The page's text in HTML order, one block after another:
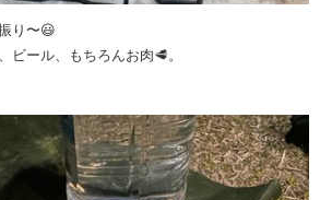
り〜😃
ビール、もちろんお肉🥩。